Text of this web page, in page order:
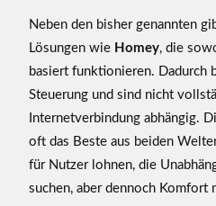
Neben den bisher genannten
Lösungen wie Homey, die
basiert funktionieren. Dadurch
Steuerung und sind nicht
Internetverbindung abhängig.
oft das Beste aus beiden
für Nutzer lohnen, die
suchen, aber dennoch Komfort